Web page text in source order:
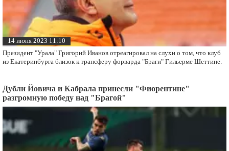
14 июня 2023 11:10
Президент "Урала" Григорий Иванов отреагировал на слухи о том, что клуб
из Екатеринбурга близок к трансферу форварда "Браги" Гильерме Шеттине.
Дубли Йовича и Кабрала принесли "Фиорентине"
разгромную победу над "Брагой"